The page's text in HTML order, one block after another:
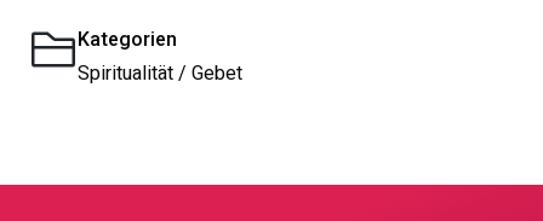
Kategorien
Spiritualität / Gebet